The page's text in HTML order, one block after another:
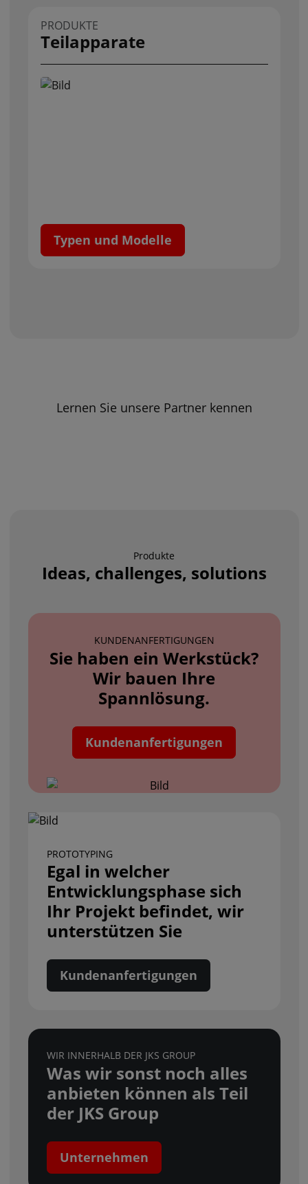
PRODUKTE
Teilapparate
Typen und Modelle
Lernen Sie unsere Partner kennen
Produkte
Ideas, challenges, solutions
KUNDENANFERTIGUNGEN
Sie haben ein Werkstück?
Wir bauen Ihre
Spannlösung.
Kundenanfertigungen
PROTOTYPING
Egal in welcher
Entwicklungsphase sich
Ihr Projekt befindet, wir
unterstützen Sie
Kundenanfertigungen
WIR INNERHALB DER JKS GROUP
Was wir sonst noch alles
anbieten können als Teil
der JKS Group
Unternehmen